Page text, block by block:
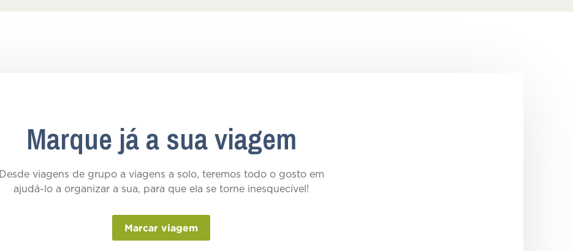
Marque já a sua viagem
Desde viagens de grupo a viagens a solo, teremos todo o gosto em
ajudá-lo a organizar a sua, para que ela se torne inesquecível!
Marcar viagem